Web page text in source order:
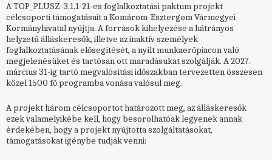
A TOP_PLUSZ-3.1.1-21-es foglalkoztatási paktum projekt
célcsoporti támogatásait a Komárom-Esztergom Vármegyei
Kormányhivatal nyújtja. A források kihelyezése a hátrányos
helyzetű álláskeresők, illetve az inaktív személyek
foglalkoztatásának elősegítését, a nyílt munkaerőpiacon való
megjelenésüket és tartósan ott maradásukat szolgálják. A 2027.
március 31-ig tartó megvalósítási időszakban tervezetten összesen
közel 1500 fő programba vonása valósul meg.
A projekt három célcsoportot határozott meg, az álláskeresők
ezek valamelyikébe kell, hogy besorolhatóak legyenek annak
érdekében, hogy a projekt nyújtotta szolgáltatásokat,
támogatásokat igénybe tudják venni: